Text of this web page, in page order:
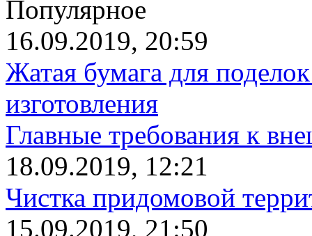
Популярное
16.09.2019, 20:59
Жатая бумага для
изготовления
Главные требования к
18.09.2019, 12:21
Чистка придомовой
15.09.2019, 21:50